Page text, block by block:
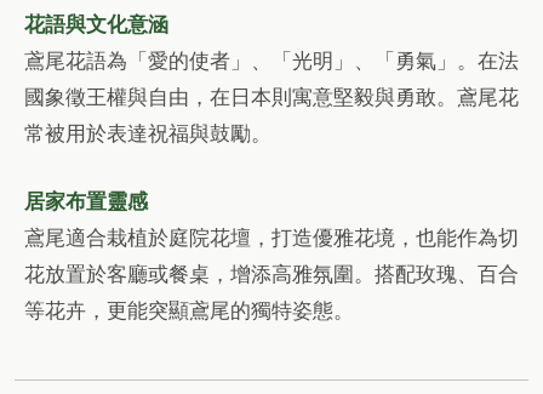
花語與文化意涵
鳶尾花語為「愛的使者」、「光明」、「勇氣」。在法
國象徵王權與自由，在日本則寓意堅毅與勇敢。鳶尾花
常被用於表達祝福與鼓勵。
居家布置靈感
鳶尾適合栽植於庭院花壇，打造優雅花境，也能作為切
花放置於客廳或餐桌，增添高雅氛圍。搭配玫瑰、百合
等花卉，更能突顯鳶尾的獨特姿態。